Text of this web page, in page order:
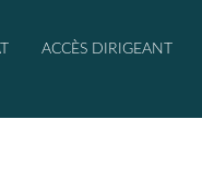
ACCÈS DIRIGEANT